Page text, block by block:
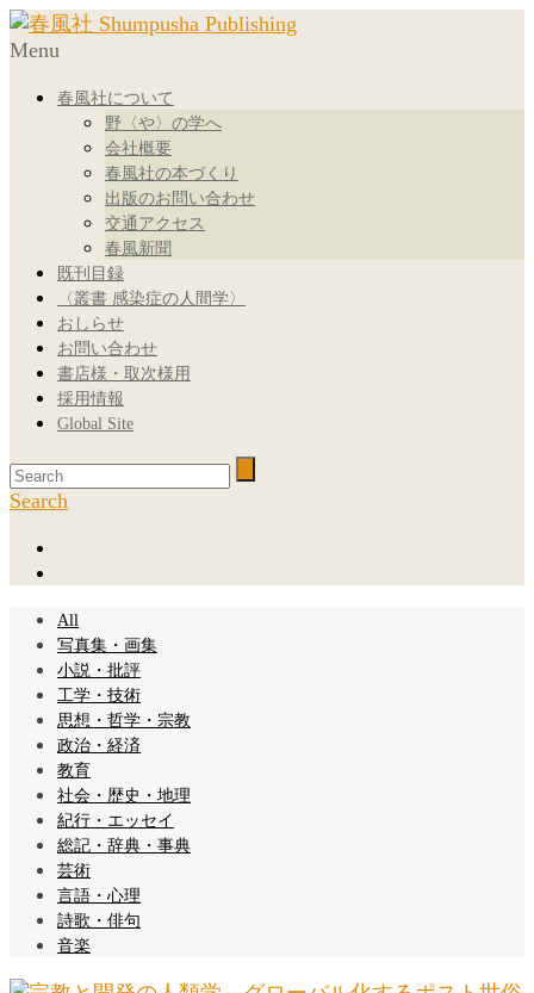
Menu
春風社について
野〈や〉の学へ
会社概要
春風社の本づくり
出版のお問い合わせ
交通アクセス
春風新聞
既刊目録
〈叢書 感染症の人間学〉
おしらせ
お問い合わせ
書店様・取次様用
採用情報
Global Site
Search
All
写真集・画集
小説・批評
工学・技術
思想・哲学・宗教
政治・経済
教育
社会・歴史・地理
紀行・エッセイ
総記・辞典・事典
芸術
言語・心理
詩歌・俳句
音楽